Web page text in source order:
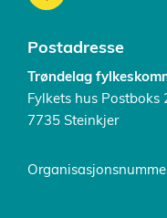
Postadresse
Trøndelag
Fylkets hus Postboks
7735 Steinkjer